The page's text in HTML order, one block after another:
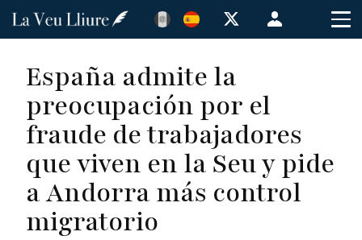
Pasar
principal
Menú
de
usuario
España admite la
preocupación por el
fraude de trabajadores
que viven en la Seu y pide
a Andorra más control
migratorio